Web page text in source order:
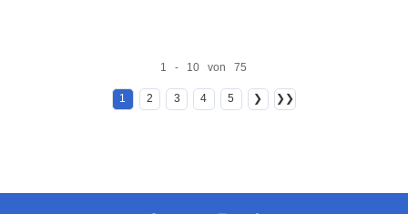
1 - 10 von 75
1 2 3 4 5 ❯ ❯❯